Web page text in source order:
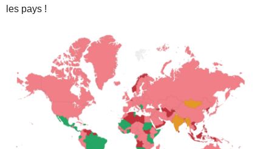
les pays !